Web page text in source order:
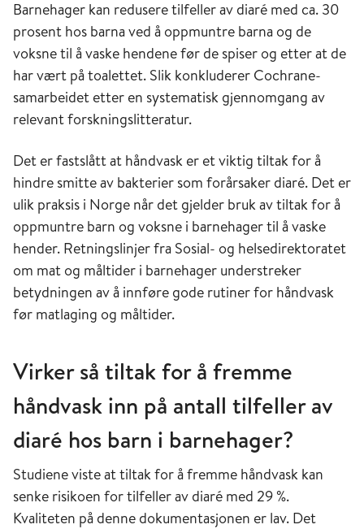
Barnehager kan redusere tilfeller av diaré med ca. 30
prosent hos barna ved å oppmuntre barna og de
voksne til å vaske hendene før de spiser og etter at de
har vært på toalettet. Slik konkluderer Cochrane-
samarbeidet etter en systematisk gjennomgang av
relevant forskningslitteratur.
Det er fastslått at håndvask er et viktig tiltak for å
hindre smitte av bakterier som forårsaker diaré. Det er
ulik praksis i Norge når det gjelder bruk av tiltak for å
oppmuntre barn og voksne i barnehager til å vaske
hender. Retningslinjer fra Sosial- og helsedirektoratet
om mat og måltider i barnehager understreker
betydningen av å innføre gode rutiner for håndvask
før matlaging og måltider.
Virker så tiltak for å fremme
håndvask inn på antall tilfeller av
diaré hos barn i barnehager?
Studiene viste at tiltak for å fremme håndvask kan
senke risikoen for tilfeller av diaré med 29 %.
Kvaliteten på denne dokumentasjonen er lav. Det